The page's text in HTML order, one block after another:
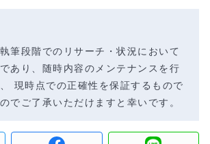
筆段階でのリサーチ・状況において
あり、随時内容のメンテナンスを行
現時点での正確性を保証するもので
でご了承いただけますと幸いです。